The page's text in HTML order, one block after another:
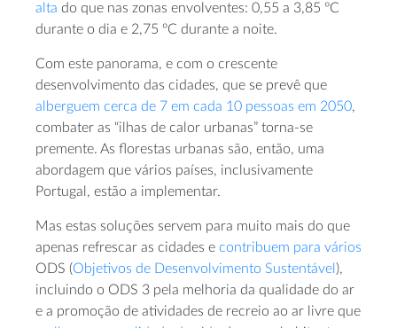
alta do que nas zonas envolventes: 0,55 a 3,85 ºC
durante o dia e 2,75 ºC durante a noite.
Com este panorama, e com o crescente
desenvolvimento das cidades, que se prevê que
alberguem cerca de 7 em cada 10 pessoas em 2050,
combater as “ilhas de calor urbanas” torna-se
premente. As florestas urbanas são, então, uma
abordagem que vários países, inclusivamente
Portugal, estão a implementar.
Mas estas soluções servem para muito mais do que
apenas refrescar as cidades e contribuem para vários
ODS (Objetivos de Desenvolvimento Sustentável ),
incluindo o ODS 3 pela melhoria da qualidade do ar
e a promoção de atividades de recreio ao ar livre que